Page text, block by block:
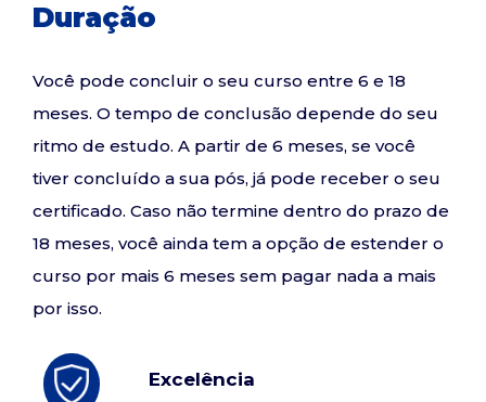
Duração
Você pode concluir o seu curso entre 6 e 18
meses. O tempo de conclusão depende do seu
ritmo de estudo. A partir de 6 meses, se você
tiver concluído a sua pós, já pode receber o seu
certificado. Caso não termine dentro do prazo de
18 meses, você ainda tem a opção de estender o
curso por mais 6 meses sem pagar nada a mais
por isso.
Excelência